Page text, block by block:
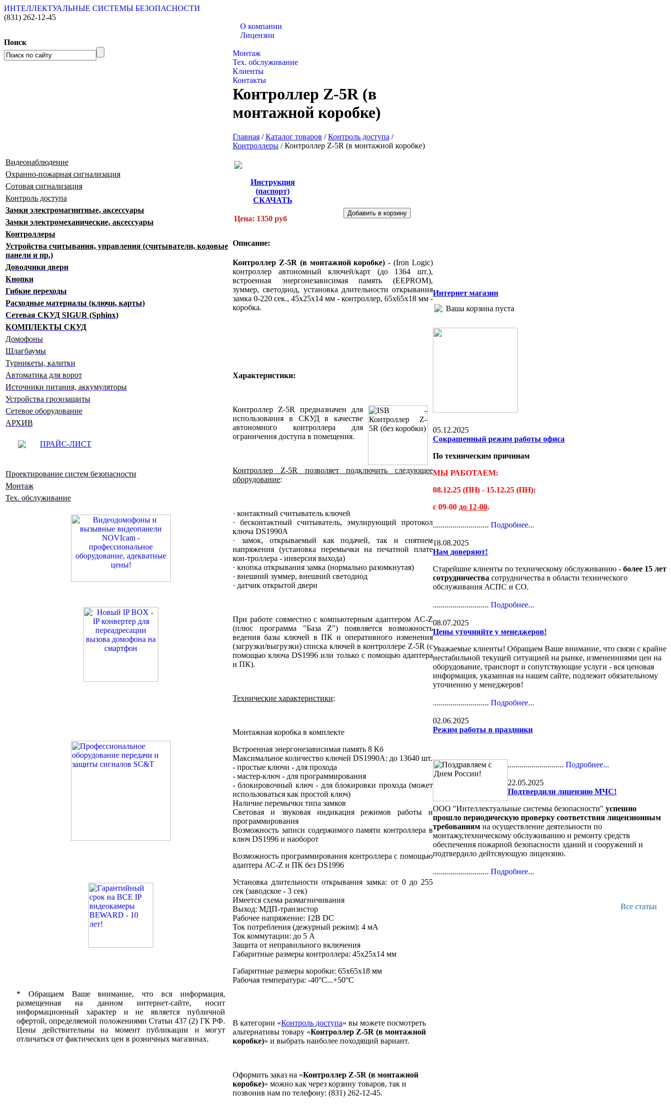
ИНТЕЛЛЕКТУАЛЬНЫЕ СИСТЕМЫ БЕЗОПАСНОСТИ
(831) 262-12-45
Поиск
О компании
Лицензии
Монтаж
Тех. обслуживание
Клиенты
Контакты
Видеонаблюдение
Охранно-пожарная сигнализация
Сотовая сигнализация
Контроль доступа
Замки электромагнитные, аксессуары
Замки электромеханические, аксессуары
Контроллеры
Устройства считывания, управления (считыватели, кодовые
панели и пр.)
Доводчики двери
Кнопки
Гибкие переходы
Расходные материалы (ключи, карты)
Сетевая СКУД SIGUR (Sphinx)
КОМПЛЕКТЫ СКУД
Домофоны
Шлагбаумы
Турникеты, калитки
Автоматика для ворот
Источники питания, аккумуляторы
Устройства грозозащиты
Сетевое оборудование
АРХИВ
ПРАЙС-ЛИСТ
Проектирование систем безопасности
Монтаж
Тех. обслуживание
* Обращаем Ваше внимание, что вся информация,
размещенная на данном интернет-сайте, носит
информационный характер и не является публичной
офертой, определяемой положениями Статьи 437 (2) ГК РФ.
Цены действительны на момент публикации и могут
отличаться от фактических цен в розничных магазинах.
Контроллер Z-5R (в
монтажной коробке)
Главная /Каталог товаров /Контроль доступа /
Контроллеры /Контроллер Z-5R (в монтажной коробке)
Инструкция
(паспорт)
СКАЧАТЬ
Цена: 1350 руб
Описание:
Контроллер Z-5R (в монтажной коробке) -(Iron Logic)
контроллер автономный ключей/карт (до 1364 шт.),
встроенная энергонезависимая память (EEPROM),
зуммер, светодиод, установка длительности открывания
замка 0-220 cек., 45х25х14 мм - контроллер, 65х65х18 мм -
коробка.
Характеристики:
Контроллер Z-5R предназначен для
использования в СКУД в качестве
автономного контроллера для
ограничения доступа в помещения.
Контроллер Z-5R позволяет подключить следующее
оборудование:
· контактный считыватель ключей
· бесконтактный считыватель, эмулирующий протокол
ключа DS1990А
· замок, открываемый как подачей, так и снятием
напряжения (установка перемычки на печатной плате
кон-троллера - инверсия выхода)
· кнопка открывания замка (нормально разомкнутая)
· внешний зуммер, внешний светодиод
· датчик открытой двери
При работе совместно с компьютерным адаптером AC-Z
(плюс программа "База Z") появляется возможность
ведения базы ключей в ПК и оперативного изменения
(загрузки/выгрузки) списка ключей в контроллере Z-5R (с
помощью ключа DS1996 или только с помощью адаптера
и ПК).
Технические характеристики:
Монтажная коробка в комплекте
Встроенная энергонезависимая память 8 Кб
Максимальное количество ключей DS1990А: до 13640 шт.
- простые ключи - для прохода
- мастер-ключ - для программирования
- блокировочный ключ - для блокировки прохода (может
использоваться как простой ключ)
Наличие перемычки типа замков
Световая и звуковая индикация режимов работы и
программирования
Возможность записи содержимого памяти контроллера в
ключ DS1996 и наоборот
Возможность программирования контроллера с помощью
адаптера АС-Z и ПК без DS1996
Установка длительности открывания замка: от 0 до 255
cек (заводское - 3 сек)
Имеется схема размагничивания
Выход: МДП-транзистор
Рабочее напряжение: 12В DC
Ток потребления (дежурный режим): 4 мА
Ток коммутации: до 5 А
Защита от неправильного включения
Габаритные размеры контроллера: 45х25х14 мм
Габаритные размеры коробки: 65х65х18 мм
Рабочая температура: -40°С...+50°С
В категории «Контроль доступа» вы можете посмотреть
альтернативы товару «Контроллер Z-5R (в монтажной
коробке)» и выбрать наиболее походящий вариант.
Оформить заказ на «Контроллер Z-5R (в монтажной
коробке)» можно как через корзину товаров, так и
позвонив нам по телефону: (831) 262-12-45.
Интернет магазин
Ваша корзина пуста
05.12.2025
Сокращенный режим работы офиса
По техническим причинам
МЫ РАБОТАЕМ:
08.12.25 (ПН) - 15.12.25 (ПН):
с 09-00 до 12-00.
............................ Подробнее...
18.08.2025
Нам доверяют!
Старейшие клиенты по техническому обслуживанию - более 15 лет
сотрудничества сотрудничества в области технического
обслуживания АСПС и СО.
............................ Подробнее...
08.07.2025
Цены уточняйте у менеджеров!
Уважаемые клиенты! Обращаем Ваше внимание, что связи с крайне
нестабильной текущей ситуацией на рынке, изменеиниями цен на
оборудование, транспорт и сопутствующие услуги - вся ценовая
информация, указанная на нашем сайте, подлежит обязательному
уточнению у менеджеров!
............................ Подробнее...
02.06.2025
Режим работы в праздники
............................ Подробнее...
22.05.2025
Подтвердили лицензию МЧС!
ООО "Интеллектуальные системы безопасности" успешно
прошло периодическую проверку соответствия лицензионным
требованиям на осуществление деятельности по
монтажу,техническому обслуживанию и ремонту средств
обеспечения пожарной безопасности зданий и сооружений и
подтвердило дейтсвующую лицензию.
............................ Подробнее...
Все статьи